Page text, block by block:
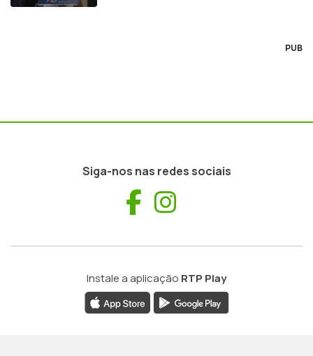
PUB
Siga-nos nas redes sociais
Facebook
Instale a aplicação RTP Play